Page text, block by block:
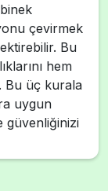
çevirmek
Bu
hem
Bu üç kurala
uygun
güvenliğinizi